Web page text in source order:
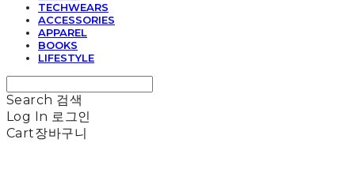
TECHWEARS
ACCESSORIES
APPAREL
BOOKS
LIFESTYLE
Search 검색
Log In 로그인
Cart장바구니